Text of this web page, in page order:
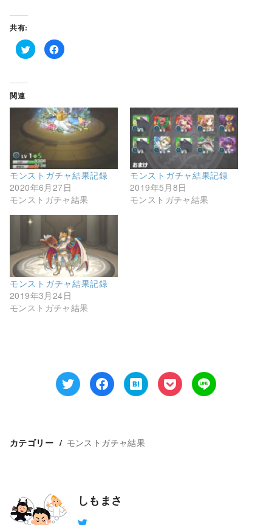
共有:
ク
リ
i
t
r
で
有
(
新
し
い
ウ
ィ
ド
ウ
ま
す
)
F
a
で
共
有
す
る
に
は
リ
ッ
ク
し
て
く
だ
さ
(
新
し
い
ウ
ィ
ン
ド
ウ
で
開
き
関連
モンストガチャ結果記録
2020年6月27日
モンストガチャ結果
モンストガチャ結果記録
2019年5月8日
モンストガチャ結果
モンストガチャ結果記録
2019年3月24日
モンストガチャ結果
カテゴリー モンストガチャ結果
しもまさ